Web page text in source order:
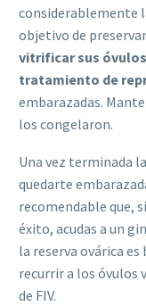
considerablemente
objetivo de
vitrificar sus óvulos
tratamiento de
embarazadas.
los congelaron.
Una vez terminada
quedarte
recomendable que,
éxito, acudas a un
la reserva ovárica es
recurrir a los
de FIV.